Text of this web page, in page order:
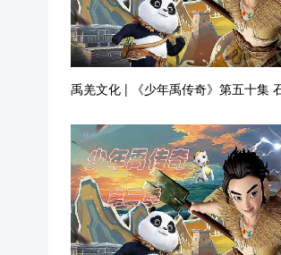
禹羌文化 | 《少年禹传奇》第五十集 石纽寨治